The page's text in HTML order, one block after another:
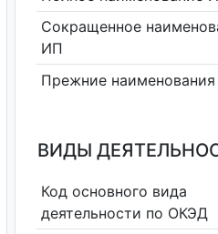
Сокращенное
ИП
Прежние
ВИДЫ
Код основного вида
деятельности по ОКЭД